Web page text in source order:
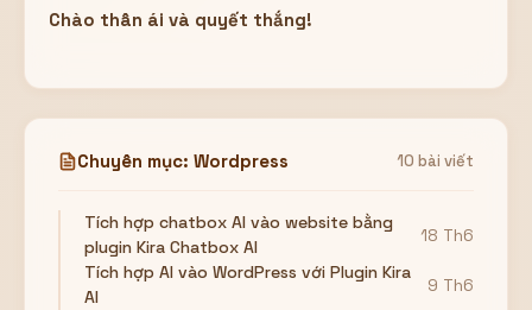
Chào thân ái và quyết thắng!
Chuyên mục: Wordpress 10 bài viết
Tích hợp chatbox AI vào website bằng
plugin Kira Chatbox AI
18 Th6
Tích hợp AI vào WordPress với Plugin Kira
AI
9 Th6